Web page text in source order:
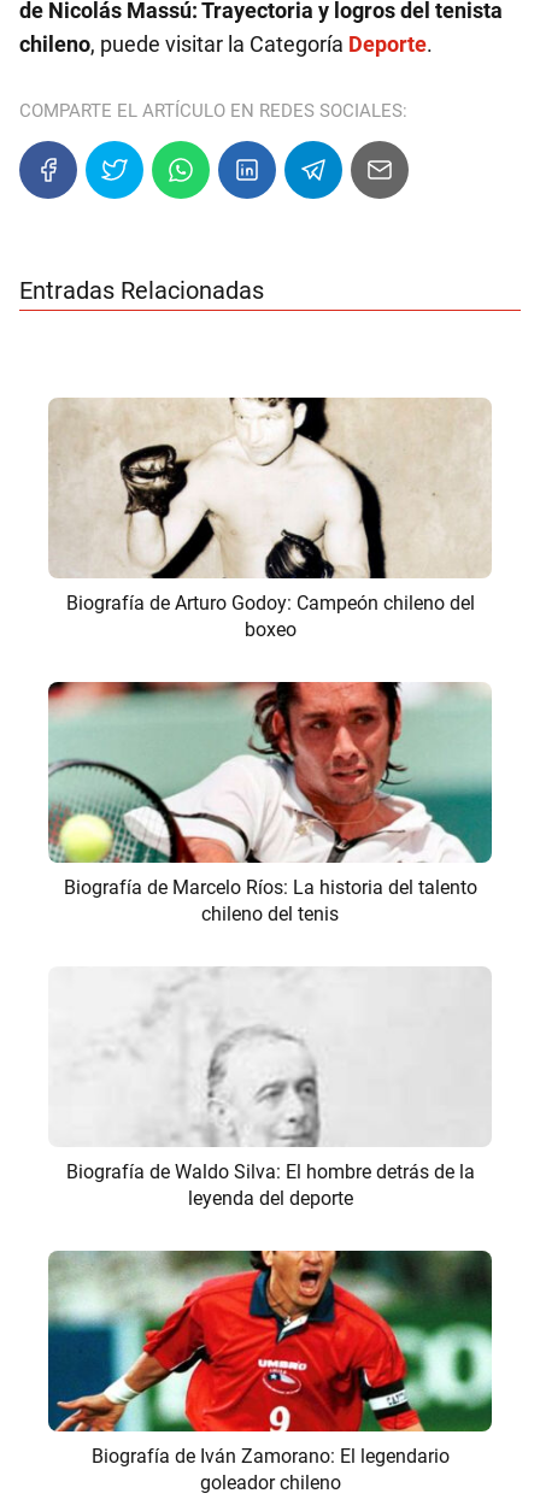
de Nicolás Massú: Trayectoria y logros del tenista
chileno, puede visitar la Categoría Deporte.
COMPARTE EL ARTÍCULO EN REDES SOCIALES:
Entradas Relacionadas
Biografía de Arturo Godoy: Campeón chileno del
boxeo
Biografía de Marcelo Ríos: La historia del talento
chileno del tenis
Biografía de Waldo Silva: El hombre detrás de la
leyenda del deporte
Biografía de Iván Zamorano: El legendario
goleador chileno